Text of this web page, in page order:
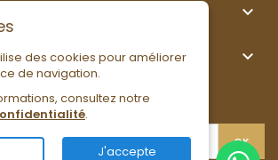


des cookies pour améliorer
de navigation.
consultez notre
.
J'accepte
D'INFORMATIONS